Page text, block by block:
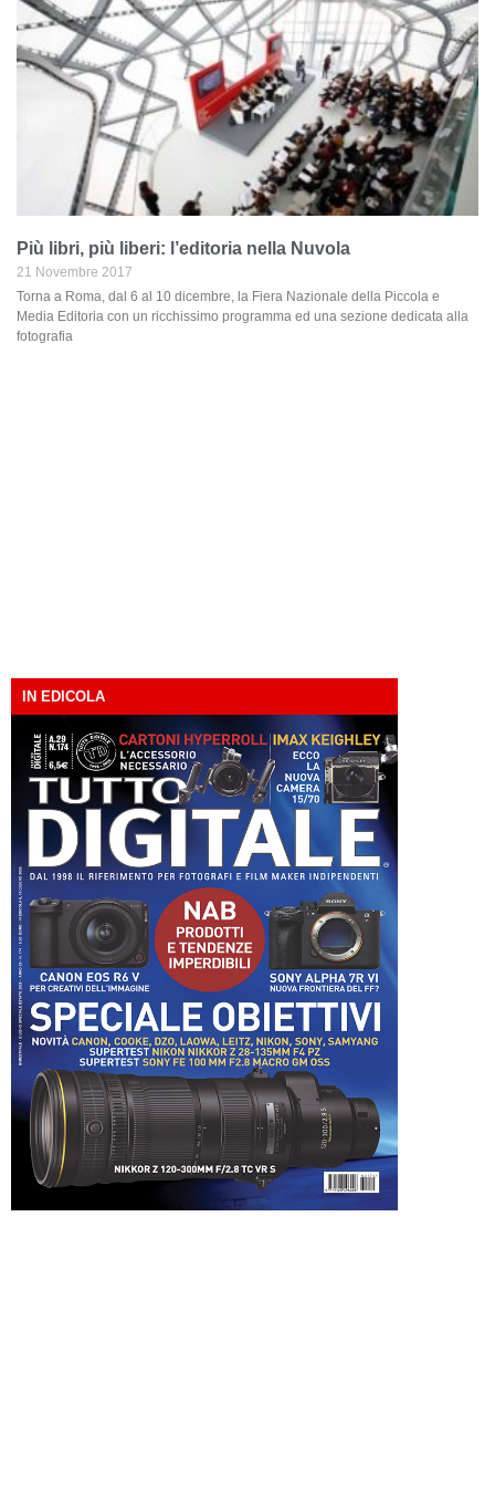
Più libri, più liberi: l’editoria nella Nuvola
21 Novembre 2017
Torna a Roma, dal 6 al 10 dicembre, la Fiera Nazionale della Piccola e
Media Editoria con un ricchissimo programma ed una sezione dedicata alla
fotografia
IN EDICOLA